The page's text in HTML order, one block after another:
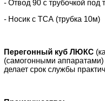
- Отвод 90 с трубочкой под
- Носик с ТСА (трубка 10м)
Перегонный куб ЛЮКС
(самогонными аппаратами)
делает срок службы